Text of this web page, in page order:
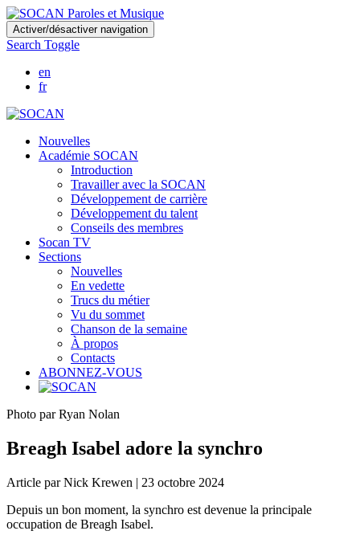
Skip
to
main
content
Activer/désactiver navigation
Search Toggle
en
fr
Nouvelles
Académie SOCAN
Introduction
Travailler avec la SOCAN
Développement de carrière
Développement du talent
Conseils des membres
Socan TV
Sections
Nouvelles
En vedette
Trucs du métier
Vu du sommet
Chanson de la semaine
À propos
Contacts
ABONNEZ-VOUS
Photo par Ryan Nolan
Breagh Isabel adore la synchro
Article par Nick Krewen | 23 octobre 2024
Depuis un bon moment, la synchro est devenue la principale
occupation de Breagh Isabel.